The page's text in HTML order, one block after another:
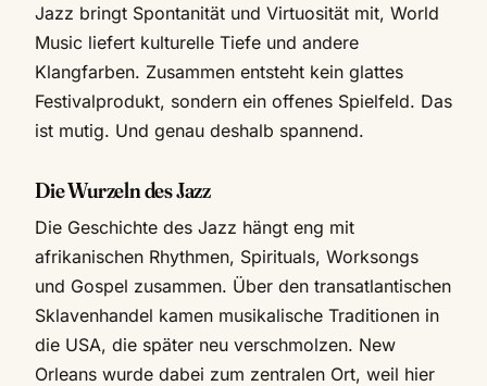
Jazz bringt Spontanität und Virtuosität mit, World
Music liefert kulturelle Tiefe und andere
Klangfarben. Zusammen entsteht kein glattes
Festivalprodukt, sondern ein offenes Spielfeld. Das
ist mutig. Und genau deshalb spannend.
Die Wurzeln des Jazz
Die Geschichte des Jazz hängt eng mit
afrikanischen Rhythmen, Spirituals, Worksongs
und Gospel zusammen. Über den transatlantischen
Sklavenhandel kamen musikalische Traditionen in
die USA, die später neu verschmolzen. New
Orleans wurde dabei zum zentralen Ort, weil hier